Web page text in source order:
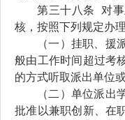
第三十八条
对
核，按照下列规定办理
（一）挂职、 援
般由工作时间超过考
的方式听取派出单位
（二） 单位派出
批准 以兼职创新、在